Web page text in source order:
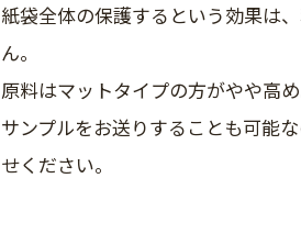
紙袋全体の保護するという効果は
ん。
原料はマットタイプの方がやや高め
サンプルをお送りすることも可能
せください。